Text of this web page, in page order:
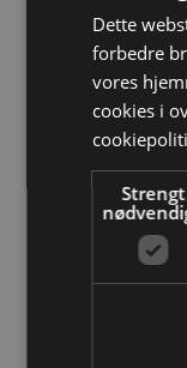
Se videoen
Transport
Drop Tesla,
Davidson.
Hyundai,
Dette
forbedre
vores
cookies i
Strengt